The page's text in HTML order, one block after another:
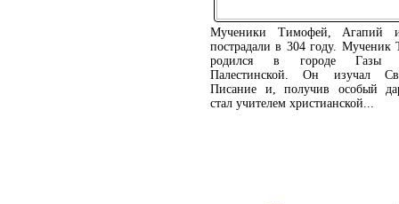
Мученики Тимофей, Агапий
пострадали в 304 году. Мученик
родился в городе Газы
Палестинской. Он изучал
Писание и, получив особый
стал учителем христианской...